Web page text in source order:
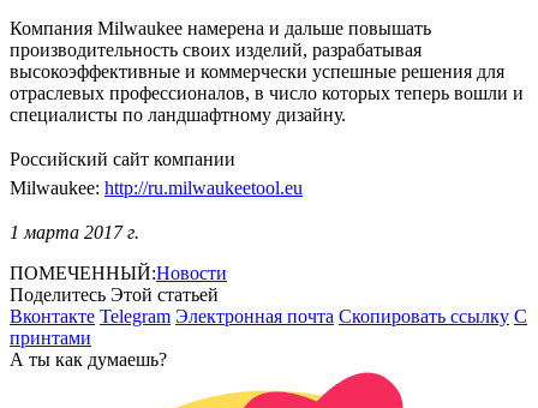
Компания Milwaukee намерена и дальше повышать
производительность своих изделий, разрабатывая
высокоэффективные и коммерчески успешные решения для
отраслевых профессионалов, в число которых теперь вошли и
специалисты по ландшафтному дизайну.
Российский сайт компании
Milwaukee: http://ru.milwaukeetool.eu
1 марта 2017 г.
ПОМЕЧЕННЫЙ:Новости
Поделитесь Этой статьей
Вконтакте Telegram Электронная почта Скопировать ссылку С
принтами
А ты как думаешь?